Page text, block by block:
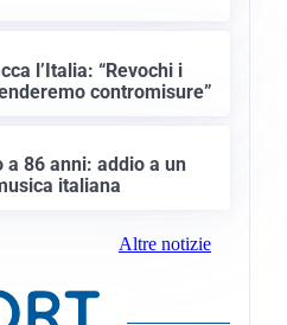
l’Italia: “Revochi i
contromisure”
a 86 anni: addio a un
italiana
Altre notizie